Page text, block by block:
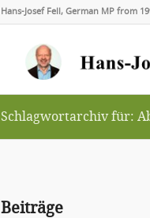
Hans-Josef Fell, German MP from
Schlagwortarchiv für:
Beiträge